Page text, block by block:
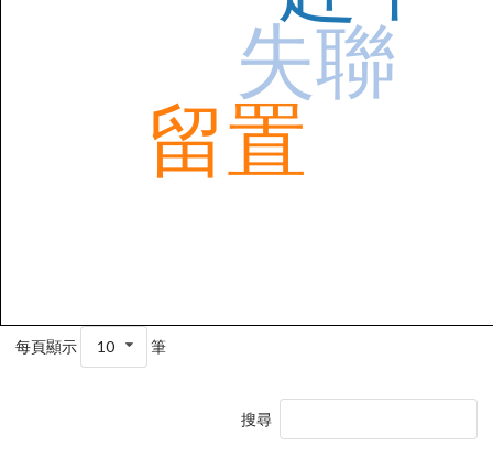
失聯
留置
每頁顯示 10 筆
搜尋